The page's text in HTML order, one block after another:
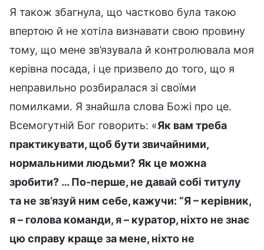
Я також збагнула, що частково була такою
впертою й не хотіла визнавати свою провину
тому, що мене зв’язувала й контролювала моя
керівна посада, і це призвело до того, що я
неправильно розбиралася зі своїми
помилками. Я знайшла слова Божі про це.
Всемогутній Бог говорить: «Як вам треба
практикувати, щоб бути звичайними,
нормальними людьми? Як це можна
зробити? … По-перше, не давай собі титулу
та не зв’язуй ним себе, кажучи: “Я – керівник,
я – голова команди, я – куратор, ніхто не знає
цю справу краще за мене, ніхто не